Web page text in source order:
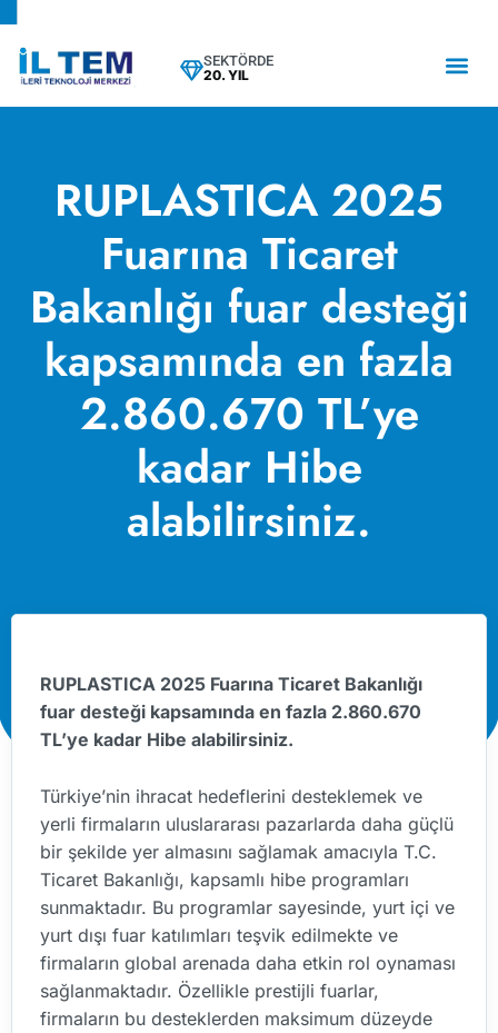
SEKTÖRDE
20. YIL
RUPLASTICA 2025
Fuarına Ticaret
Bakanlığı fuar desteği
kapsamında en fazla
2.860.670 TL’ye
kadar Hibe
alabilirsiniz.
RUPLASTICA 2025 Fuarına Ticaret Bakanlığı
fuar desteği kapsamında en fazla 2.860.670
TL’ye kadar Hibe alabilirsiniz.
Türkiye’nin ihracat hedeflerini desteklemek ve
yerli firmaların uluslararası pazarlarda daha güçlü
bir şekilde yer almasını sağlamak amacıyla T.C.
Ticaret Bakanlığı, kapsamlı hibe programları
sunmaktadır. Bu programlar sayesinde, yurt içi ve
yurt dışı fuar katılımları teşvik edilmekte ve
firmaların global arenada daha etkin rol oynaması
sağlanmaktadır. Özellikle prestijli fuarlar,
firmaların bu desteklerden maksimum düzeyde